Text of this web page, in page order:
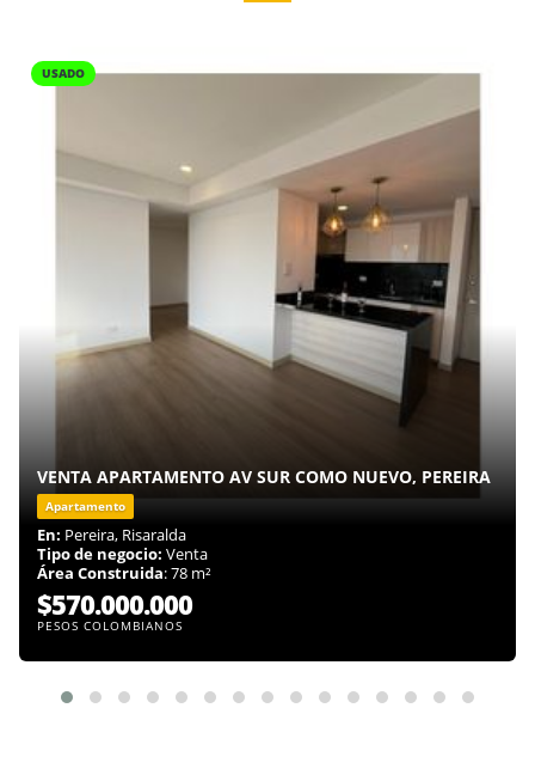
USADO
VENTA APARTAMENTO AV SUR COMO NUEVO, PEREIRA
Apartamento
En: Pereira, Risaralda
Tipo de negocio: Venta
Área Construida: 78 m²
$570.000.000
PESOS COLOMBIANOS